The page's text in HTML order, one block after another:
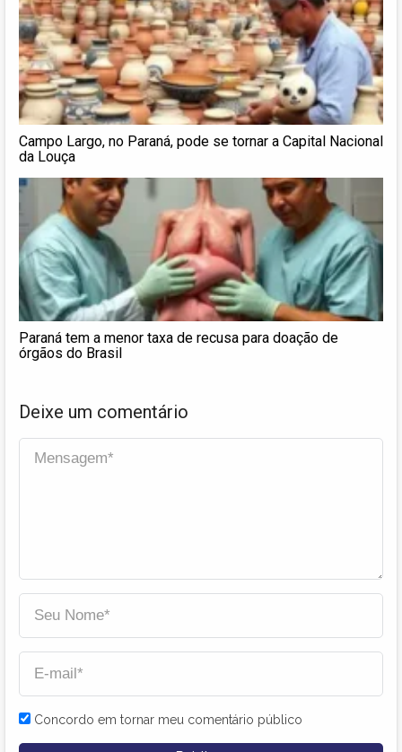
Campo Largo, no Paraná, pode se tornar a Capital Nacional
da Louça
Paraná tem a menor taxa de recusa para doação de
órgãos do Brasil
Deixe um comentário
Concordo em tornar meu comentário público